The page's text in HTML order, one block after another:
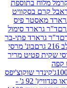
פיס
סימול
פתי-בר
מרסי
מריר
מילקה אוראו סנדוויץ' 92 ג' -